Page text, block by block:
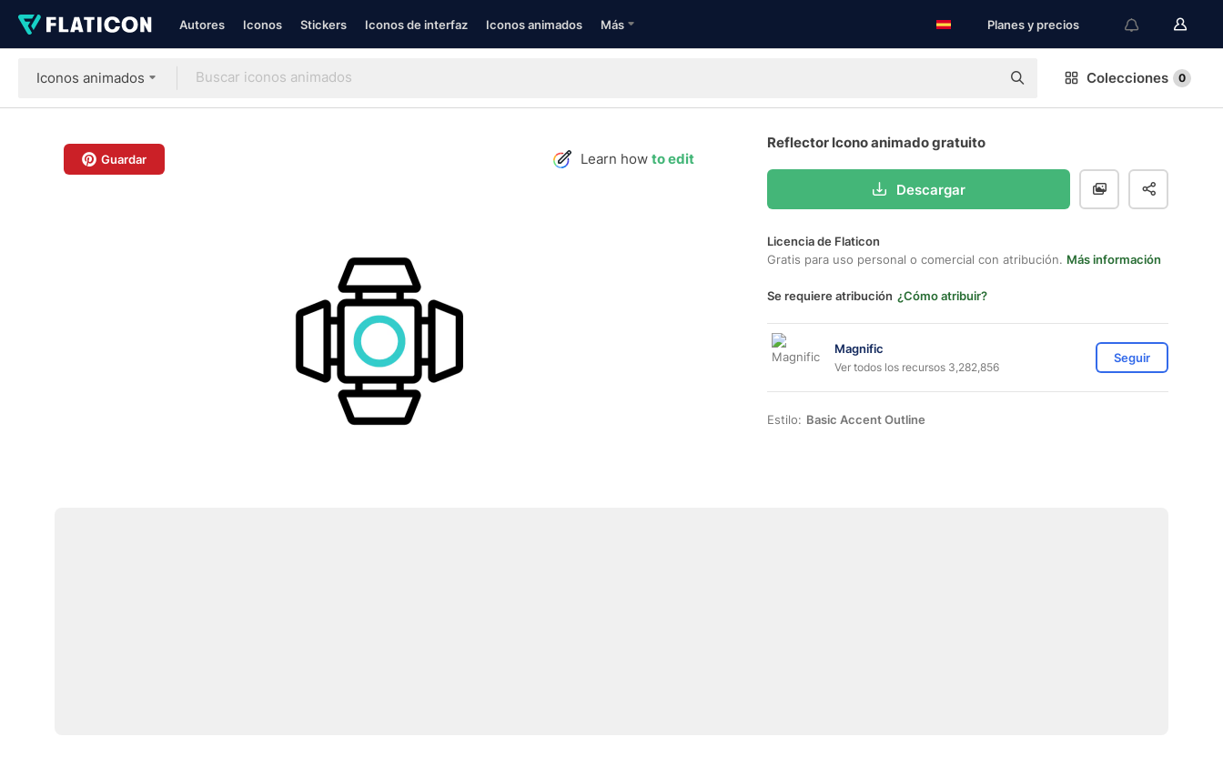
Autores Iconos Stickers Iconos de interfaz Iconos animados Más Planes y precios
Iconos animados Colecciones 0
Guardar Learn how to edit
Reflector Icono animado gratuito
Descargar
Licencia de Flaticon
Gratis para uso personal o comercial con atribución. Más información
Se requiere atribución ¿Cómo atribuir?
Magnific
Ver todos los recursos 3,282,856
Seguir
Estilo: Basic Accent Outline